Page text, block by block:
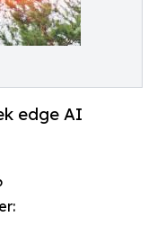
edge AI